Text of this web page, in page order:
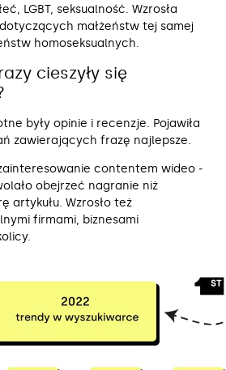
LGBT, seksualność. Wzrosła
małżeństw tej samej
homoseksualnych.
cieszyły się
były opinie i recenzje. Pojawiła
zawierających frazę najlepsze.
contentem wideo ‒
obejrzeć nagranie niż
artykułu. Wzrosło też
firmami, biznesami